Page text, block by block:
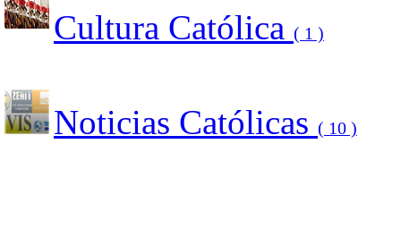
Cultura Católica ( 1 )
Noticias Católicas ( 10 )